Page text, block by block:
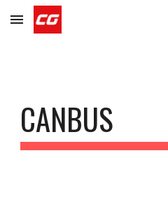
Skip to main content
CANBUS